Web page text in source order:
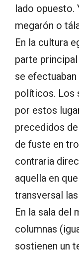
lado opuesto.
megarón o
En la cultura
parte
se
políticos. Los
por estos
precedidos
de fuste en
contraria
aquella en
transversal
En la sala del
columnas
sostienen un